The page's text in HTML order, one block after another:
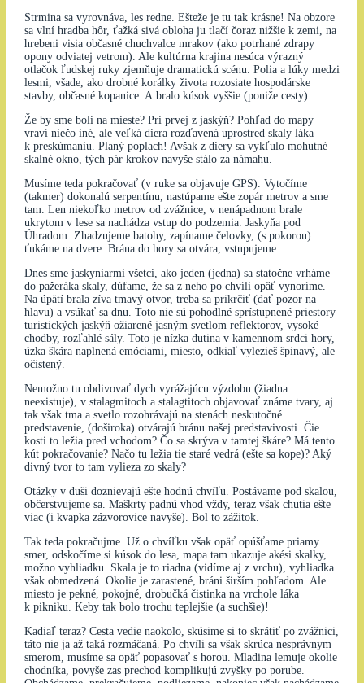
Strmina sa vyrovnáva, les redne. Ešteže je tu tak krásne! Na obzore
sa vlní hradba hôr, ťažká sivá obloha ju tlačí čoraz nižšie k zemi, na
hrebeni visia občasné chuchvalce mrakov (ako potrhané zdrapy
opony odviatej vetrom). Ale kultúrna krajina nesúca výrazný
otlačok ľudskej ruky zjemňuje dramatickú scénu. Polia a lúky medzi
lesmi, všade, ako drobné korálky života rozosiate hospodárske
stavby, občasné kopanice. A bralo kúsok vyššie (poniže cesty).
Že by sme boli na mieste? Pri prvej z jaskýň? Pohľad do mapy
vraví niečo iné, ale veľká diera rozďavená uprostred skaly láka
k preskúmaniu. Planý poplach! Avšak z diery sa vykľulo mohutné
skalné okno, tých pár krokov navyše stálo za námahu.
Musíme teda pokračovať (v ruke sa objavuje GPS). Vytočíme
(takmer) dokonalú serpentínu, nastúpame ešte zopár metrov a sme
tam. Len niekoľko metrov od zvážnice, v nenápadnom brale
ukrytom v lese sa nachádza vstup do podzemia. Jaskyňa pod
Úhradom. Zhadzujeme batohy, zapíname čelovky, (s pokorou)
ťukáme na dvere. Brána do hory sa otvára, vstupujeme.
Dnes sme jaskyniarmi všetci, ako jeden (jedna) sa statočne vrháme
do pažeráka skaly, dúfame, že sa z neho po chvíli opäť vynoríme.
Na úpätí brala zíva tmavý otvor, treba sa prikrčiť (dať pozor na
hlavu) a vsúkať sa dnu. Toto nie sú pohodlné sprístupnené priestory
turistických jaskýň ožiarené jasným svetlom reflektorov, vysoké
chodby, rozľahlé sály. Toto je nízka dutina v kamennom srdci hory,
úzka škára naplnená emóciami, miesto, odkiaľ vylezieš špinavý, ale
očistený.
Nemožno tu obdivovať dych vyrážajúcu výzdobu (žiadna
neexistuje), v stalagmitoch a stalagtitoch objavovať známe tvary, aj
tak však tma a svetlo rozohrávajú na stenách neskutočné
predstavenie, (doširoka) otvárajú bránu našej predstavivosti. Čie
kosti to ležia pred vchodom? Čo sa skrýva v tamtej škáre? Má tento
kút pokračovanie? Načo tu ležia tie staré vedrá (ešte sa kope)? Aký
divný tvor to tam vylieza zo skaly?
Otázky v duši doznievajú ešte hodnú chvíľu. Postávame pod skalou,
občerstvujeme sa. Maškrty padnú vhod vždy, teraz však chutia ešte
viac (i kvapka zázvorovice navyše). Bol to zážitok.
Tak teda pokračujme. Už o chvíľku však opäť opúšťame priamy
smer, odskočíme si kúsok do lesa, mapa tam ukazuje akési skalky,
možno vyhliadku. Skala je to riadna (vidíme aj z vrchu), vyhliadka
však obmedzená. Okolie je zarastené, bráni širším pohľadom. Ale
miesto je pekné, pokojné, drobučká čistinka na vrchole láka
k pikniku. Keby tak bolo trochu teplejšie (a suchšie)!
Kadiaľ teraz? Cesta vedie naokolo, skúsime si to skrátiť po zvážnici,
táto nie ja až taká rozmáčaná. Po chvíli sa však skrúca nesprávnym
smerom, musíme sa opäť popasovať s horou. Mladina lemuje okolie
chodníka, povyše zas prechod komplikujú zvyšky po porube.